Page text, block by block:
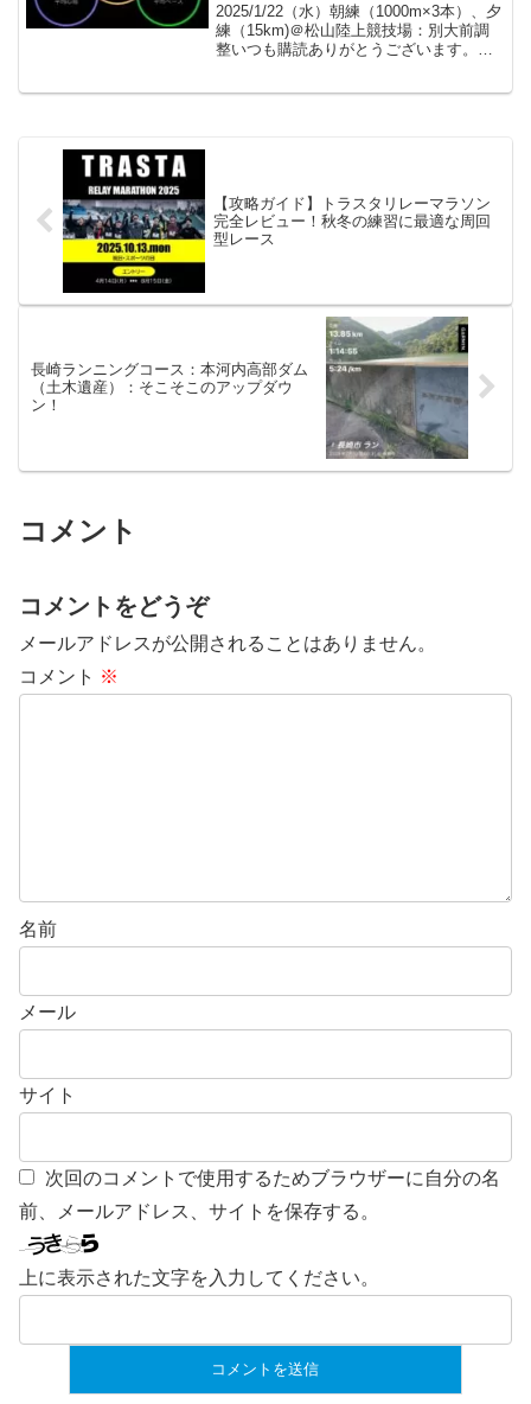
2025/1/22（水）朝練（1000m×3本）、夕
練（15km)＠松山陸上競技場：別大前調
整いつも購読ありがとうございます。久
【攻略ガイド】トラスタリレーマラソン
完全レビュー！秋冬の練習に最適な周回
型レース
長崎ランニングコース：本河内高部ダム
（土木遺産）：そこそこのアップダウ
ン！
コメント
コメントをどうぞ
メールアドレスが公開されることはありません。
コメント ※
名前
メール
サイト
次回のコメントで使用するためブラウザーに自分の名
前、メールアドレス、サイトを保存する。
上に表示された文字を入力してください。